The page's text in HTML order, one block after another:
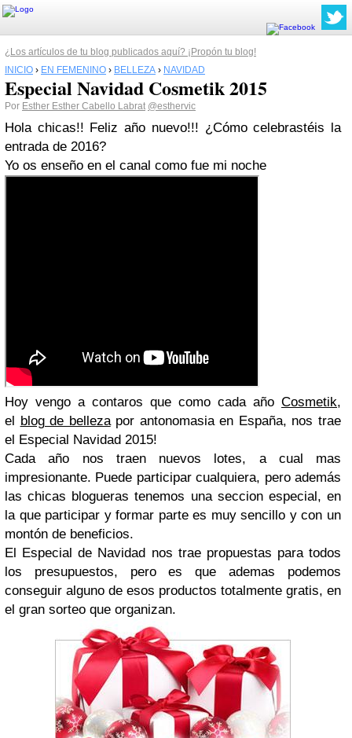
¿Los artículos de tu blog publicados aquí? ¡Propón tu blog!
INICIO › EN FEMENINO › BELLEZA › NAVIDAD
Especial Navidad Cosmetik 2015
Por Esther Esther Cabello Labrat @esthervic
Hola chicas!! Feliz año nuevo!!! ¿Cómo celebrastéis la
entrada de 2016?
Yo os enseño en el canal como fue mi noche
Hoy vengo a contaros que como cada año Cosmetik,
el blog de bellezapor antonomasia en España, nos trae
el Especial Navidad 2015!
Cada año nos traen nuevos lotes, a cual mas
impresionante. Puede participar cualquiera, pero además
las chicas blogueras tenemos una seccion especial, en
la que participar y formar parte es muy sencillo y con un
montón de beneficios.
El Especial de Navidad nos trae propuestas para todos
los presupuestos, pero es que ademas podemos
conseguir alguno de esos productos totalmente gratis, en
el gran sorteo que organizan.